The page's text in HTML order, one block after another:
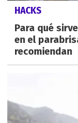
HACKS
Para qué
en el
recomiendan